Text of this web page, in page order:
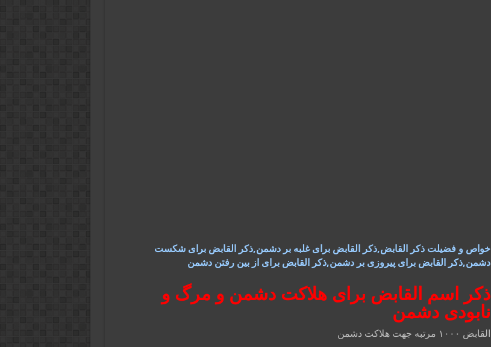
خواص و فضیلت ذکر القابض,ذکر القابض برای غلبه بر دشمن,ذکر القابض برای شکست
دشمن,ذکر القابض برای پیروزی بر دشمن,ذکر القابض برای از بین رفتن دشمن
ذکر اسم القابض برای هلاکت دشمن و مرگ و
نابودی دشمن
القابض ۱۰۰۰ مرتبه جهت هلاکت دشمن